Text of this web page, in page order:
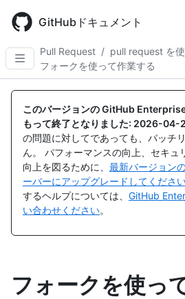
main
content
GitHubドキュメント
Pull Request / pull request を
フォークを使って作業する
このバージョンの GitHub
もって終了となりました: 2026-04-
の問題に対してであっても、パッチ
ん。 パフォーマンスの向上、セキュ
向上を図るために、 最新バージョン
ーバーにアップグレードしてくださ
するヘルプについては、 GitHub
い合わせください。
フォークを使っ